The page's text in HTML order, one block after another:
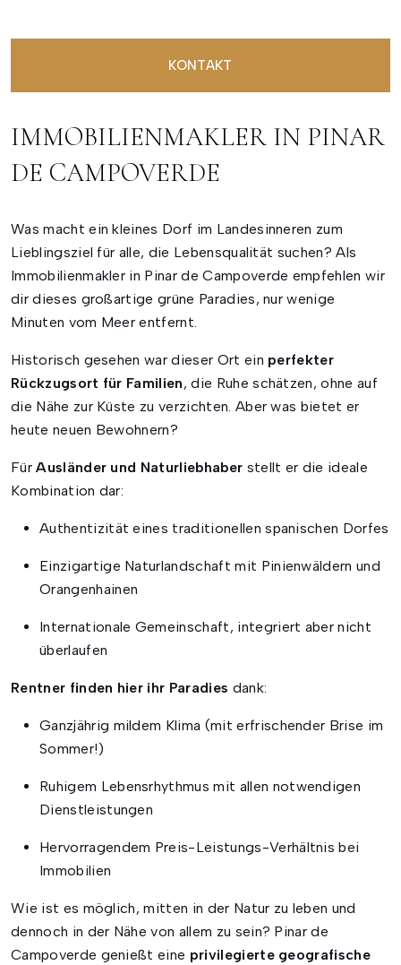
KONTAKT
IMMOBILIENMAKLER IN PINAR
DE CAMPOVERDE
Was macht ein kleines Dorf im Landesinneren zum
Lieblingsziel für alle, die Lebensqualität suchen? Als
Immobilienmakler in Pinar de Campoverde empfehlen wir
dir dieses großartige grüne Paradies, nur wenige
Minuten vom Meer entfernt.
Historisch gesehen war dieser Ort ein perfekter
Rückzugsort für Familien, die Ruhe schätzen, ohne auf
die Nähe zur Küste zu verzichten. Aber was bietet er
heute neuen Bewohnern?
FürAusländer und Naturliebhaber stellt er die ideale
Kombination dar:
Authentizität eines traditionellen spanischen Dorfes
Einzigartige Naturlandschaft mit Pinienwäldern und
Orangenhainen
Internationale Gemeinschaft, integriert aber nicht
überlaufen
Rentner finden hier ihr Paradies dank:
Ganzjährig mildem Klima (mit erfrischender Brise im
Sommer!)
Ruhigem Lebensrhythmus mit allen notwendigen
Dienstleistungen
Hervorragendem Preis-Leistungs-Verhältnis bei
Immobilien
Wie ist es möglich, mitten in der Natur zu leben und
dennoch in der Nähe von allem zu sein? Pinar de
Campoverde genießt eine privilegierte geografische